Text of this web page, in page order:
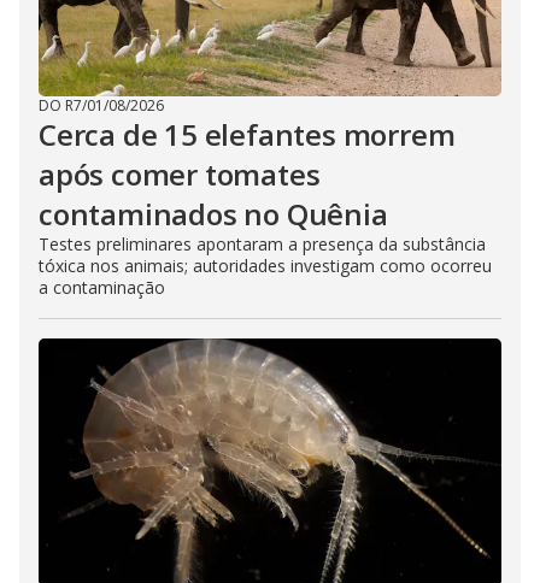
DO R7/01/08/2026
Cerca de 15 elefantes morrem
após comer tomates
contaminados no Quênia
Testes preliminares apontaram a presença da substância
tóxica nos animais; autoridades investigam como ocorreu
a contaminação